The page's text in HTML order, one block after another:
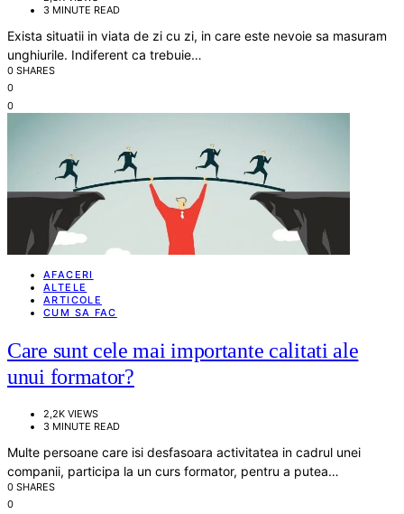
3 MINUTE READ
Exista situatii in viata de zi cu zi, in care este nevoie sa masuram
unghiurile. Indiferent ca trebuie…
0 SHARES
0
0
AFACERI
ALTELE
ARTICOLE
CUM SA FAC
Care sunt cele mai importante calitati ale
unui formator?
2,2K VIEWS
3 MINUTE READ
Multe persoane care isi desfasoara activitatea in cadrul unei
companii, participa la un curs formator, pentru a putea…
0 SHARES
0